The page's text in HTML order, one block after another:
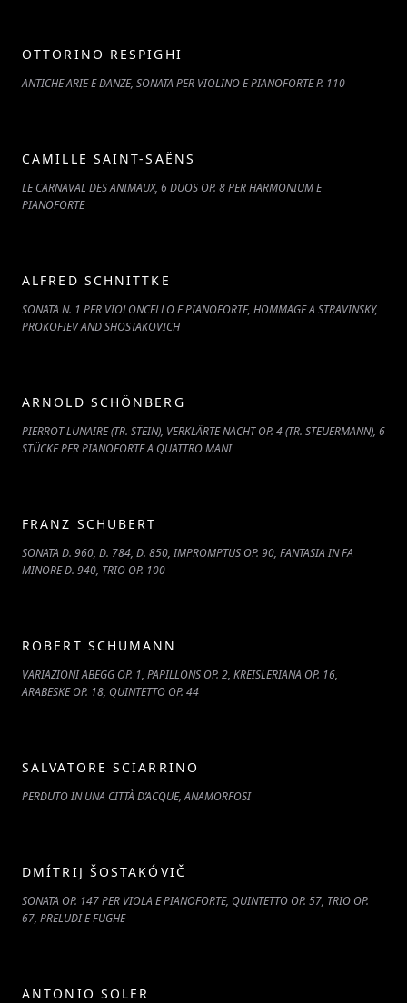
OTTORINO RESPIGHI
ANTICHE ARIE E DANZE, SONATA PER VIOLINO E PIANOFORTE P. 110
CAMILLE SAINT-SAËNS
LE CARNAVAL DES ANIMAUX, 6 DUOS OP. 8 PER HARMONIUM E
PIANOFORTE
ALFRED SCHNITTKE
SONATA N. 1 PER VIOLONCELLO E PIANOFORTE, HOMMAGE A STRAVINSKY,
PROKOFIEV AND SHOSTAKOVICH
ARNOLD SCHÖNBERG
PIERROT LUNAIRE (TR. STEIN), VERKLÄRTE NACHT OP. 4 (TR. STEUERMANN), 6
STÜCKE PER PIANOFORTE A QUATTRO MANI
FRANZ SCHUBERT
SONATA D. 960, D. 784, D. 850, IMPROMPTUS OP. 90, FANTASIA IN FA
MINORE D. 940, TRIO OP. 100
ROBERT SCHUMANN
VARIAZIONI ABEGG OP. 1, PAPILLONS OP. 2, KREISLERIANA OP. 16,
ARABESKE OP. 18, QUINTETTO OP. 44
SALVATORE SCIARRINO
PERDUTO IN UNA CITTÀ D’ACQUE, ANAMORFOSI
DMÍTRIJ ŠOSTAKÓVIČ
SONATA OP. 147 PER VIOLA E PIANOFORTE, QUINTETTO OP. 57, TRIO OP.
67, PRELUDI E FUGHE
ANTONIO SOLER